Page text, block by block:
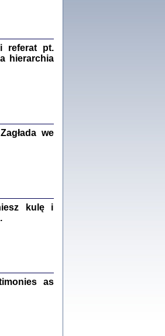
2021
referat pt.
hierarchia
we
kulę i
as